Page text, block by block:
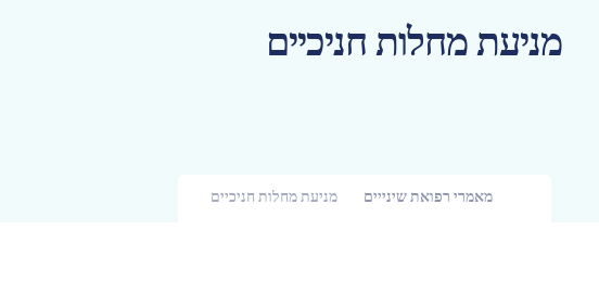
מניעת מחלות חניכיים
מאמרי רפואת שינייים מניעת מחלות חניכיים